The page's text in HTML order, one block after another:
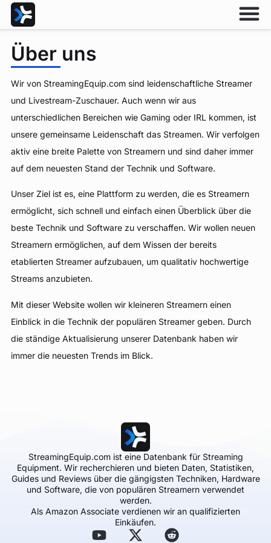
Über uns
Wir von StreamingEquip.com sind leidenschaftliche Streamer
und Livestream-Zuschauer. Auch wenn wir aus
unterschiedlichen Bereichen wie Gaming oder IRL kommen, ist
unsere gemeinsame Leidenschaft das Streamen. Wir verfolgen
aktiv eine breite Palette von Streamern und sind daher immer
auf dem neuesten Stand der Technik und Software.
Unser Ziel ist es, eine Plattform zu werden, die es Streamern
ermöglicht, sich schnell und einfach einen Überblick über die
beste Technik und Software zu verschaffen. Wir wollen neuen
Streamern ermöglichen, auf dem Wissen der bereits
etablierten Streamer aufzubauen, um qualitativ hochwertige
Streams anzubieten.
Mit dieser Website wollen wir kleineren Streamern einen
Einblick in die Technik der populären Streamer geben. Durch
die ständige Aktualisierung unserer Datenbank haben wir
immer die neuesten Trends im Blick.
StreamingEquip.com ist eine Datenbank für Streaming
Equipment. Wir recherchieren und bieten Daten, Statistiken,
Guides und Reviews über die gängigsten Techniken, Hardware
und Software, die von populären Streamern verwendet
werden.
Als Amazon Associate verdienen wir an qualifizierten
Einkäufen.